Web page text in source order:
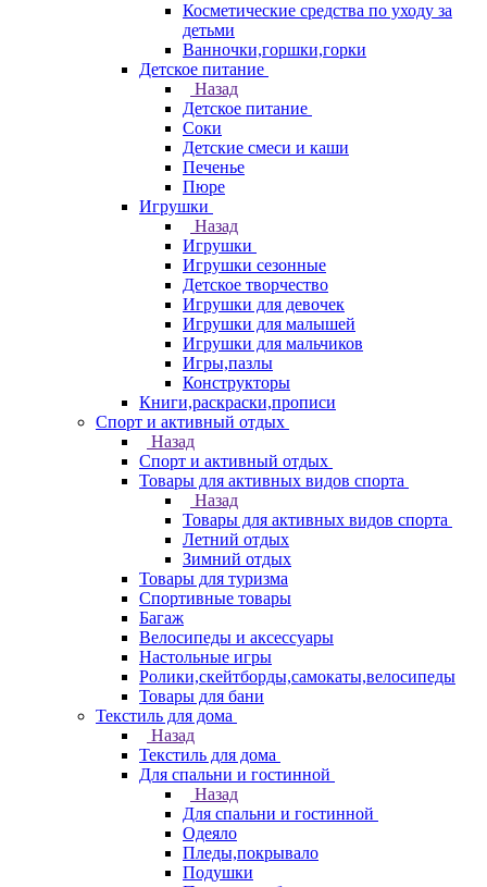
Косметические средства по уходу за
детьми
Ванночки,горшки,горки
Детское питание
Назад
Детское питание
Соки
Детские смеси и каши
Печенье
Пюре
Игрушки
Назад
Игрушки
Игрушки сезонные
Детское творчество
Игрушки для девочек
Игрушки для малышей
Игрушки для мальчиков
Игры,пазлы
Конструкторы
Книги,раскраски,прописи
Спорт и активный отдых
Назад
Спорт и активный отдых
Товары для активных видов спорта
Назад
Товары для активных видов спорта
Летний отдых
Зимний отдых
Товары для туризма
Спортивные товары
Багаж
Велосипеды и аксессуары
Настольные игры
Ролики,скейтборды,самокаты,велосипеды
Товары для бани
Текстиль для дома
Назад
Текстиль для дома
Для спальни и гостинной
Назад
Для спальни и гостинной
Одеяло
Пледы,покрывало
Подушки